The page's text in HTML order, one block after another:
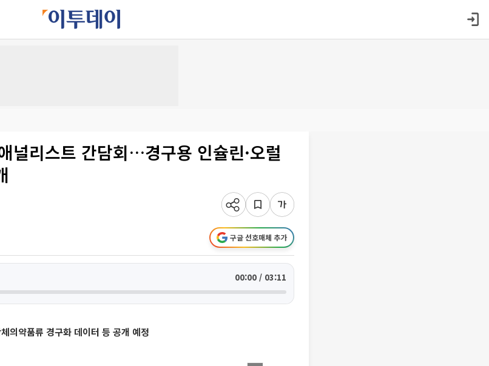
널리스트 간담회…경구용 인슐린·오럴
구글 선호매체 추가
00:00 / 03:11
의약품류 경구화 데이터 등 공개 예정